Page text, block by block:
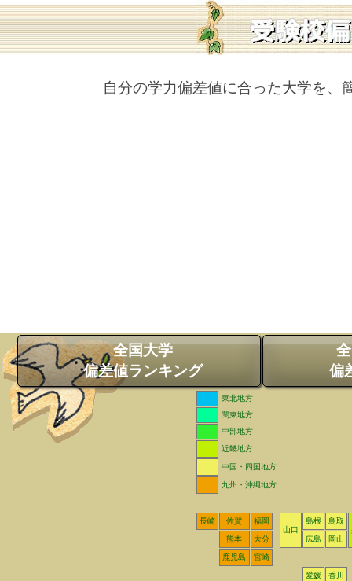
自分の学力偏差値に合った大学を、
全国大学
偏差値ランキング
偏
東北地方
関東地方
中部地方
近畿地方
中国・四国地方
九州・沖縄地方
長崎 佐賀
福岡
山口
島根
鳥取
熊本
大分 広島 岡山
鹿児島 宮崎
愛媛 香川